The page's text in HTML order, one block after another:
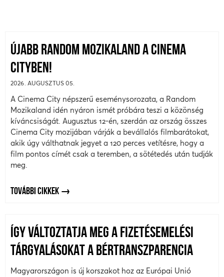
ÚJABB RANDOM MOZIKALAND A CINEMA
CITYBEN!
2026. AUGUSZTUS 05.
A Cinema City népszerű eseménysorozata, a Random
Mozikaland idén nyáron ismét próbára teszi a közönség
kíváncsiságát. Augusztus 12-én, szerdán az ország összes
Cinema City mozijában várják a bevállalós filmbarátokat,
akik úgy válthatnak jegyet a 120 perces vetítésre, hogy a
film pontos címét csak a teremben, a sötétedés után tudják
meg.
TOVÁBBI CIKKEK
ÍGY VÁLTOZTATJA MEG A FIZETÉSEMELÉSI
TÁRGYALÁSOKAT A BÉRTRANSZPARENCIA
Magyarországon is új korszakot hoz az Európai Unió